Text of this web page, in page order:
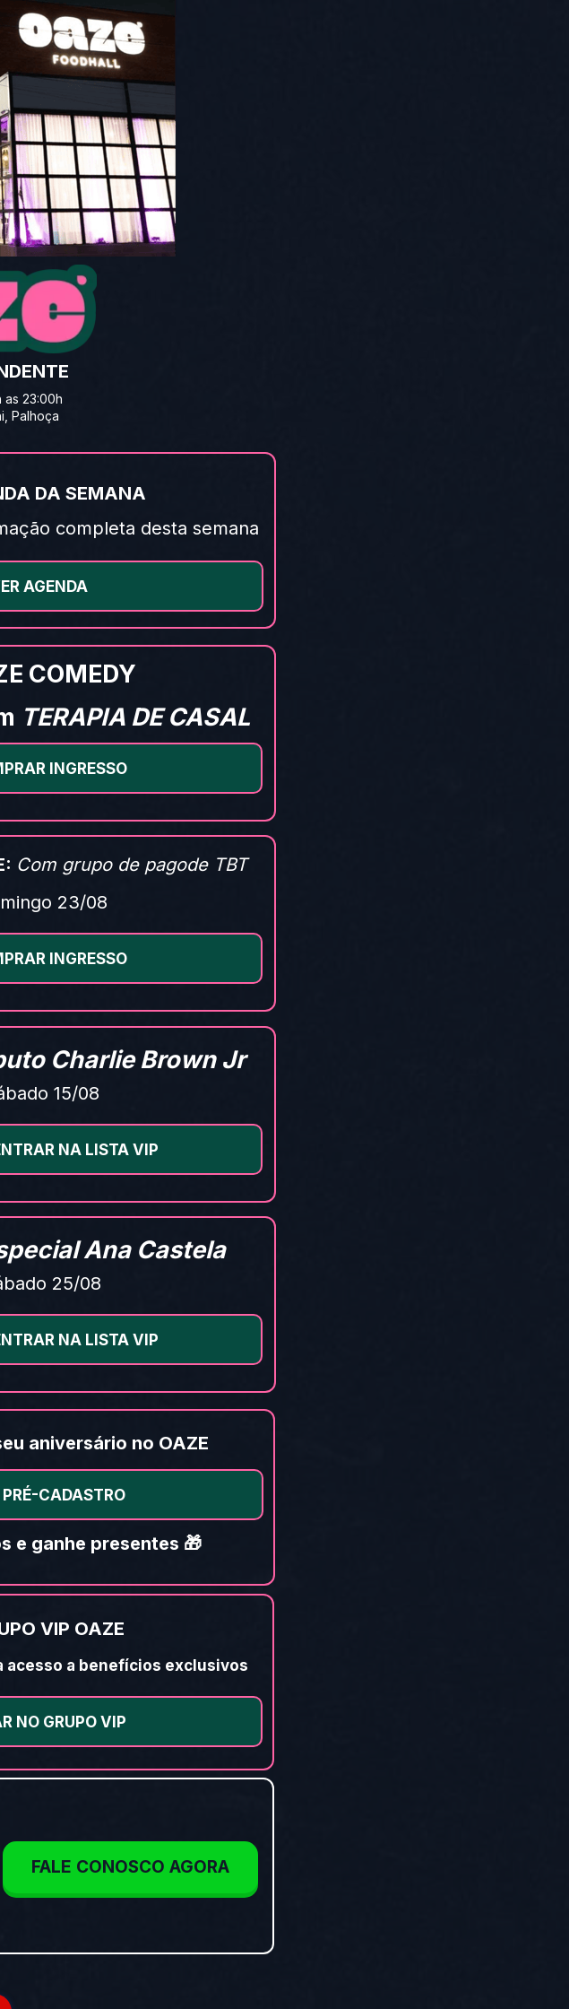
as 23:00h
Palhoça
DA SEMANA
completa desta semana
AGENDA
COMEDY
TERAPIA DE CASAL
INGRESSO
Com grupo de pagode TBT
23/08
INGRESSO
Charlie Brown Jr
15/08
NA LISTA VIP
Ana Castela
25/08
NA LISTA VIP
aniversário no OAZE
PRÉ-CADASTRO
e ganhe presentes 🎁
VIP OAZE
acesso a benefícios exclusivos
NO GRUPO VIP
FALE CONOSCO AGORA